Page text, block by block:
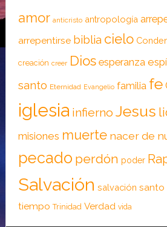
amor anticristo antropología
arrepentirse biblia cielo
creación creer Dios esperanza
santo Eternidad Evangelio familia fe
iglesia infierno Jesus
misiones muerte nacer de
pecado perdón poder
Salvación salvación santo
tiempo Trinidad Verdad vida